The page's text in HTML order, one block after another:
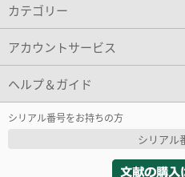
カテゴリー
アカウントサービス
ヘルプ＆ガイド
シリアル番号をお持ちの方
シリアル